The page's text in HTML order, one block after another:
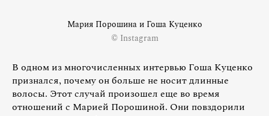
Мария Порошина и Гоша Куценко
© Instagram
В одном из многочисленных интервью Гоша Куценко
признался, почему он больше не носит длинные
волосы. Этот случай произошел еще во время
отношений с Марией Порошиной. Они повздорили